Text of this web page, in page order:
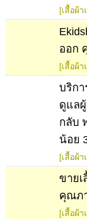
[เสื้อผ้า
ออก
[เสื้อผ้า
บริกา
ดูแล
กลับ
น้อย
[เสื้อผ้า
ขาย
คุณภ
[เสื้อผ้า